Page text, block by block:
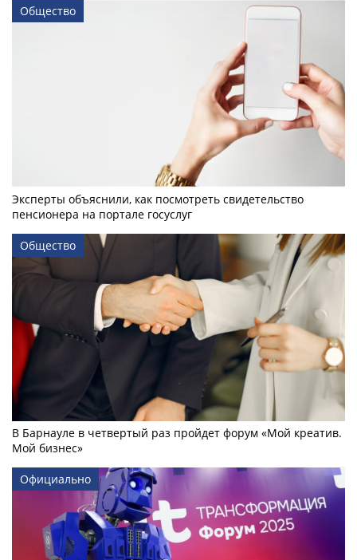
Общество
Эксперты объяснили, как посмотреть свидетельство
пенсионера на портале госуслуг
Общество
В Барнауле в четвертый раз пройдет форум «Мой креатив.
Мой бизнес»
Официально